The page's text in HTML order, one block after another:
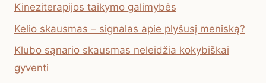
Kineziterapijos taikymo galimybės
Kelio skausmas – signalas apie plyšusį meniską?
Klubo sąnario skausmas neleidžia kokybiškai
gyventi